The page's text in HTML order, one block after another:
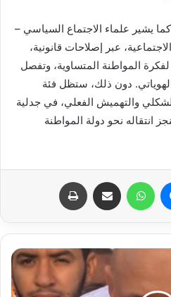
يشير علماء الاجتماع السياسي –
عبر إصلاحات قانونية،
لفكرة المواطنة المتساوية، وتفصل
دون ذلك، ستظل فئة
والتهميش الفعلي، في جدلية
انتقاله نحو دولة المواطنة
ماسنجر واتساب مشاركة عبر البريد